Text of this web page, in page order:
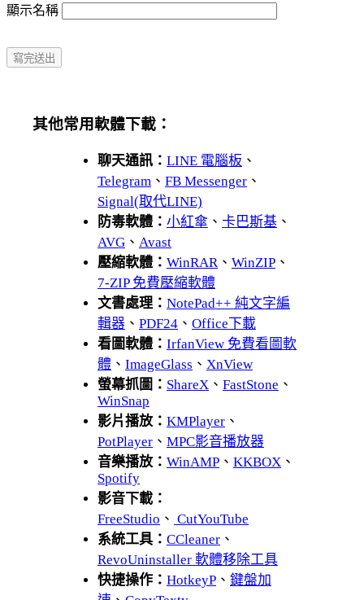
顯示名稱
其他常用軟體下載：
聊天通訊： LINE 電腦板 、
Telegram 、 FB Messenger 、
Signal(取代LINE)
防毒軟體： 小紅傘 、 卡巴斯基 、
AVG 、 Avast
壓縮軟體： WinRAR 、 WinZIP 、
7-ZIP 免費壓縮軟體
文書處理： NotePad++ 純文字編
輯器 、 PDF24 、 Office下載
看圖軟體： IrfanView 免費看圖軟
體 、 ImageGlass 、 XnView
螢幕抓圖： ShareX 、 FastStone 、
WinSnap
影片播放： KMPlayer 、
PotPlayer 、 MPC影音播放器
音樂播放： WinAMP 、 KKBOX 、
Spotify
影音下載：
FreeStudio 、 CutYouTube
系統工具： CCleaner 、
RevoUninstaller 軟體移除工具
快捷操作： HotkeyP 、 鍵盤加